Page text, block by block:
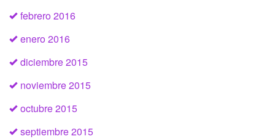
febrero 2016
enero 2016
diciembre 2015
noviembre 2015
octubre 2015
septiembre 2015